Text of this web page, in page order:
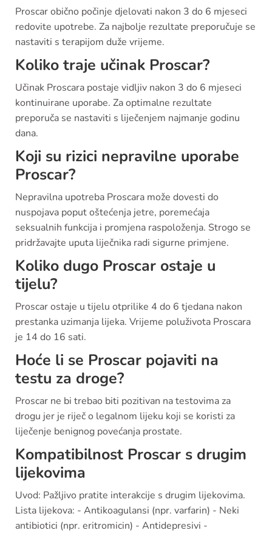
Proscar obično počinje djelovati nakon 3 do 6 mjeseci
redovite upotrebe. Za najbolje rezultate preporučuje se
nastaviti s terapijom duže vrijeme.
Koliko traje učinak Proscar?
Učinak Proscara postaje vidljiv nakon 3 do 6 mjeseci
kontinuirane uporabe. Za optimalne rezultate
preporuča se nastaviti s liječenjem najmanje godinu
dana.
Koji su rizici nepravilne uporabe
Proscar?
Nepravilna upotreba Proscara može dovesti do
nuspojava poput oštećenja jetre, poremećaja
seksualnih funkcija i promjena raspoloženja. Strogo se
pridržavajte uputa liječnika radi sigurne primjene.
Koliko dugo Proscar ostaje u
tijelu?
Proscar ostaje u tijelu otprilike 4 do 6 tjedana nakon
prestanka uzimanja lijeka. Vrijeme poluživota Proscara
je 14 do 16 sati.
Hoće li se Proscar pojaviti na
testu za droge?
Proscar ne bi trebao biti pozitivan na testovima za
drogu jer je riječ o legalnom lijeku koji se koristi za
liječenje benignog povećanja prostate.
Kompatibilnost Proscar s drugim
lijekovima
Uvod: Pažljivo pratite interakcije s drugim lijekovima.
Lista lijekova: - Antikoagulansi (npr. varfarin) - Neki
antibiotici (npr. eritromicin) - Antidepresivi -